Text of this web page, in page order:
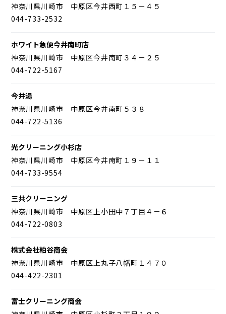
神奈川県川崎市 中原区今井西町１５－４５
044-733-2532
ホワイト急便今井南町店
神奈川県川崎市 中原区今井南町３４－２５
044-722-5167
今井湯
神奈川県川崎市 中原区今井南町５３８
044-722-5136
光クリーニング小杉店
神奈川県川崎市 中原区今井南町１９－１１
044-733-9554
三共クリーニング
神奈川県川崎市 中原区上小田中７丁目４－６
044-722-0803
株式会社粕谷商会
神奈川県川崎市 中原区上丸子八幡町１４７０
044-422-2301
富士クリーニング商会